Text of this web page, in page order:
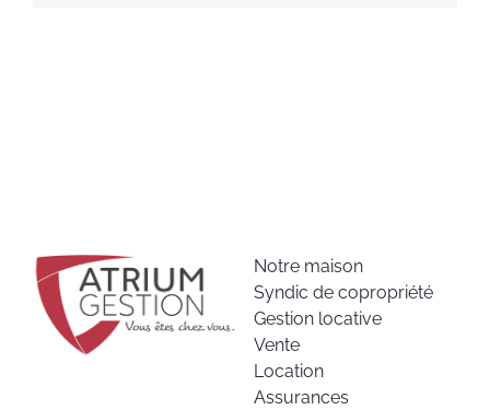
Notre maison
Syndic de copropriété
Gestion locative
Vente
Location
Assurances